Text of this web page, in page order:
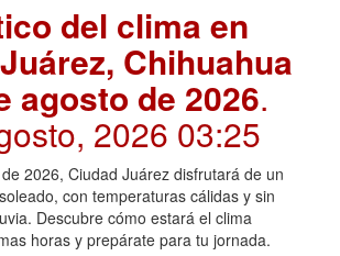
del clima en
Chihuahua
agosto de 2026.
2026 03:25
2026, Ciudad Juárez disfrutará de un
con temperaturas cálidas y sin
Descubre cómo estará el clima
horas y prepárate para tu jornada.